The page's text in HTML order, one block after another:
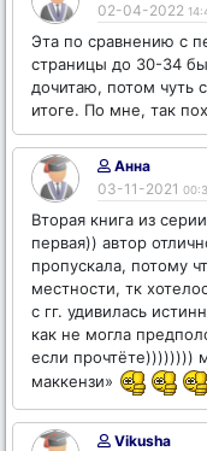
02-04-2022
Эта по сравнению с
страницы до 30-34
дочитаю, потом чуть
итоге. По мне, так
Анна
03-11-2021
Вторая книга из
первая)) автор
пропускала, потому
местности, тк
с гг. удивилась
как не могла
если прочтёте))))))))
маккензи»
Vikusha